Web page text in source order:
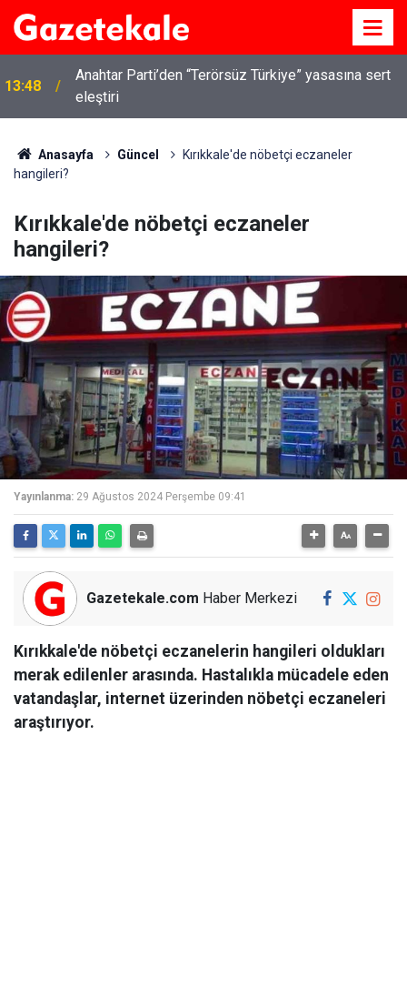
13:07
Kırıkkale’de hayvan hastalıklarına karşı denetimler
artırıldı
Anasayfa Güncel
Kırıkkale'de nöbetçi eczaneler
hangileri?
Kırıkkale'de nöbetçi eczaneler
hangileri?
Yayınlanma: 29 Ağustos 2024 Perşembe 09:41
Gazetekale.com Haber Merkezi
Kırıkkale'de nöbetçi eczanelerin hangileri oldukları
merak edilenler arasında. Hastalıkla mücadele eden
vatandaşlar, internet üzerinden nöbetçi eczaneleri
araştırıyor.